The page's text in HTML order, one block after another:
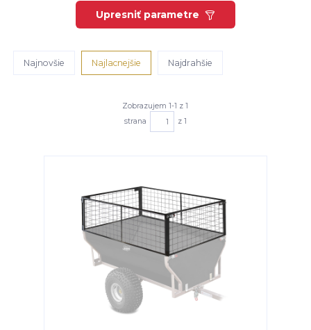
Upresniť parametre
Najnovšie Najlacnejšie Najdrahšie
Zobrazujem 1-1 z 1
strana
z 1